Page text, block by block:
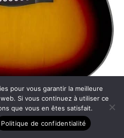
fender CD-60 dreadnought
pour vous garantir la meilleure
Si vous continuez à utiliser ce
que vous en êtes satisfait.
Politique de confidentialité